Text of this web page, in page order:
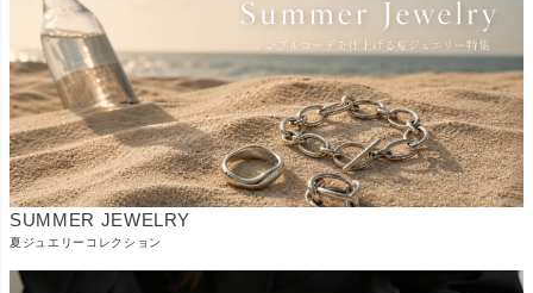
SUMMER JEWELRY
夏ジュエリーコレクション